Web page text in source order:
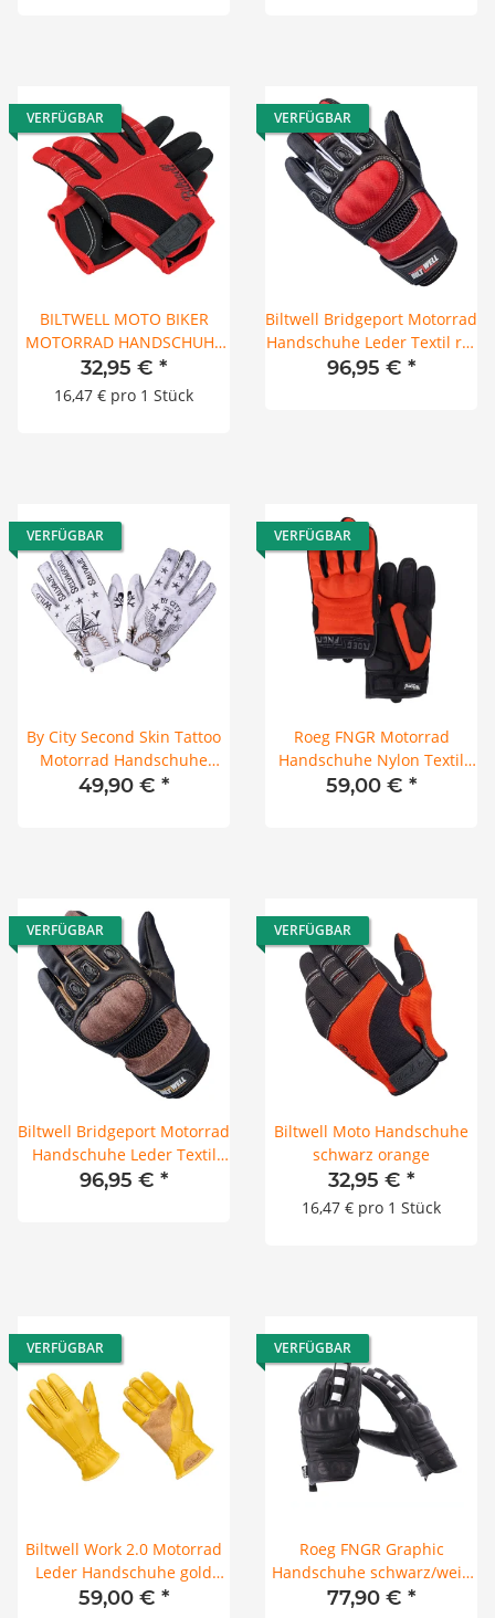
VERFÜGBAR
BILTWELL MOTO BIKER
MOTORRAD HANDSCHUHE
ROT SCHWARZ
32,95 € *
16,47 € pro 1 Stück
VERFÜGBAR
Biltwell Bridgeport Motorrad
Handschuhe Leder Textil rot
schwarz CE
96,95 € *
VERFÜGBAR
By City Second Skin Tattoo
Motorrad Handschuhe
Leder weiß
49,90 € *
VERFÜGBAR
Roeg FNGR Motorrad
Handschuhe Nylon Textil
Stretch orange
59,00 € *
VERFÜGBAR
Biltwell Bridgeport Motorrad
Handschuhe Leder Textil
braun choco CE
96,95 € *
VERFÜGBAR
Biltwell Moto Handschuhe
schwarz orange
32,95 € *
16,47 € pro 1 Stück
VERFÜGBAR
Biltwell Work 2.0 Motorrad
Leder Handschuhe gold
gelb
59,00 € *
VERFÜGBAR
Roeg FNGR Graphic
Handschuhe schwarz/weiß
CE
77,90 € *